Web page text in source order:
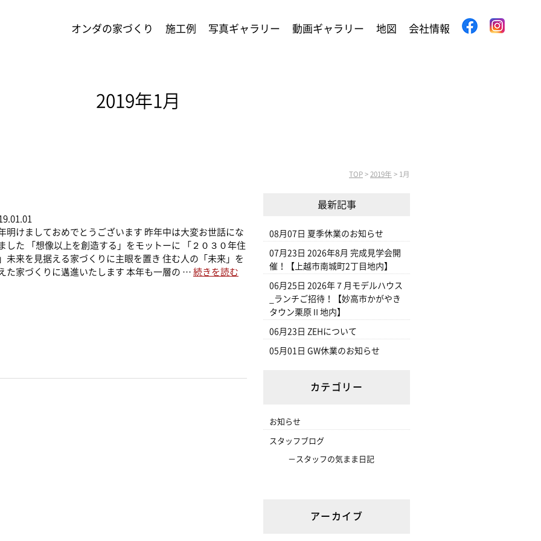
オンダの家づくり 施工例 写真ギャラリー 動画ギャラリー 地図 会社情報
2019年1月
TOP > 2019年 > 1月
明けましておめでとうございます 昨年中は大変お世話にな
した 「想像以上を創造する」をモットーに 「２０３０年住
未来を見据える家づくりに主眼を置き 住む人の「未来」を
た家づくりに邁進いたします 本年も一層の … 続きを読む
最新記事
08月07日 夏季休業のお知らせ
07月23日 2026年8月 完成見学会開
催！【上越市南城町2丁目地内】
06月25日 2026年７月モデルハウス
_ランチご招待！【妙高市かがやき
タウン栗原Ⅱ地内】
06月23日 ZEHについて
05月01日 GW休業のお知らせ
カテゴリー
お知らせ
スタッフブログ
スタッフの気まま日記
アーカイブ